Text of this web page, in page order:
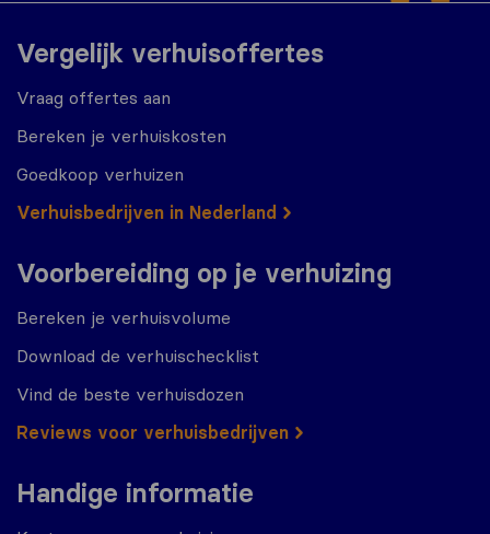
Vergelijk verhuisoffertes
Vraag offertes aan
Bereken je verhuiskosten
Goedkoop verhuizen
Verhuisbedrijven in Nederland
Voorbereiding op je verhuizing
Bereken je verhuisvolume
Download de verhuischecklist
Vind de beste verhuisdozen
Reviews voor verhuisbedrijven
Handige informatie